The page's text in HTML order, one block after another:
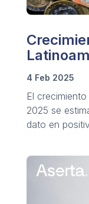
4 Feb 2025
El
2025 se
dato en